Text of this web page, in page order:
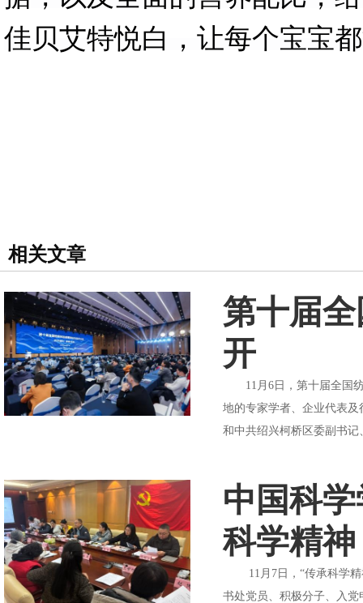
佳贝艾特悦白，让每个宝宝
相关文章
第十届
开
11月6日，第十届全国纺
地的专家学者、企业代表
和中共绍兴柯桥区委副书
中国科
科学精
11月7日，“传承科学精
书处党员、积极分子、入